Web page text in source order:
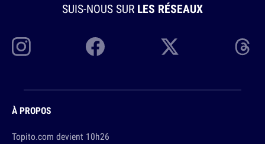
SUIS-NOUS SUR LES RÉSEAUX
À PROPOS
Topito.com devient 10h26